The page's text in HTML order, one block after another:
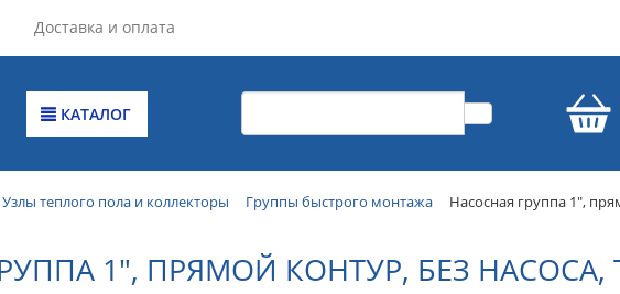
Доставка и оплата
КАТАЛОГ
Узлы теплого пола и коллекторы Группы быстрого монтажа Насосная группа 1",
1", ПРЯМОЙ КОНТУР, БЕЗ НАСОСА,